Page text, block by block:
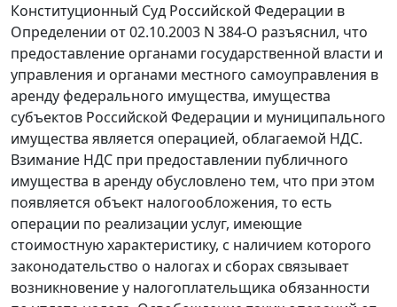
Конституционный Суд Российской Федерации в
Определении от 02.10.2003 N 384-О разъяснил, что
предоставление органами государственной власти и
управления и органами местного самоуправления в
аренду федерального имущества, имущества
субъектов Российской Федерации и муниципального
имущества является операцией, облагаемой НДС.
Взимание НДС при предоставлении публичного
имущества в аренду обусловлено тем, что при этом
появляется объект налогообложения, то есть
операции по реализации услуг, имеющие
стоимостную характеристику, с наличием которого
законодательство о налогах и сборах связывает
возникновение у налогоплательщика обязанности